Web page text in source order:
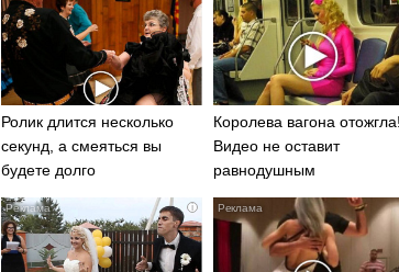
Ролик длится несколько
секунд, а смеяться вы
будете долго
Королева вагона отожгла!
Видео не оставит
равнодушным
i